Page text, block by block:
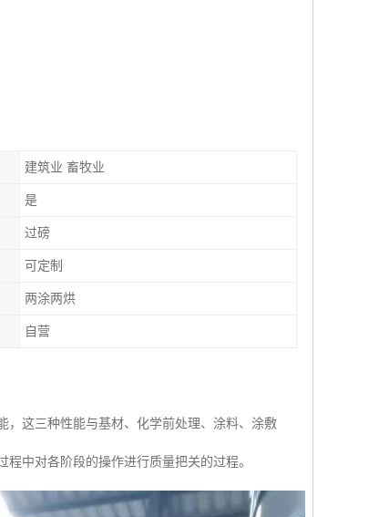
建筑业 畜牧业
是
过磅
可定制
两涂两烘
自营
，这三种性能与基材、化学前处理、涂料、涂敷
中对各阶段的操作进行质量把关的过程。